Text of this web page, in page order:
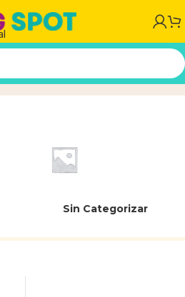
Inicio/Producto
Sin Categorizar